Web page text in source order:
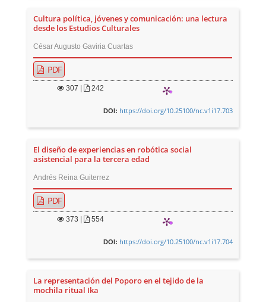
Cultura política, jóvenes y comunicación: una lectura
desde los Estudios Culturales
César Augusto Gaviria Cuartas
PDF
307 | 242
DOI: https://doi.org/10.25100/nc.v1i17.703
El diseño de experiencias en robótica social
asistencial para la tercera edad
Andrés Reina Guiterrez
PDF
373 | 554
DOI: https://doi.org/10.25100/nc.v1i17.704
La representación del Poporo en el tejido de la
mochila ritual Ika